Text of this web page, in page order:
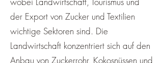
der Export von Zucker und Textilien
wichtige Sektoren sind. Die
Landwirtschaft konzentriert sich auf den
Anbau von Zuckerrohr, Kokosnüssen und